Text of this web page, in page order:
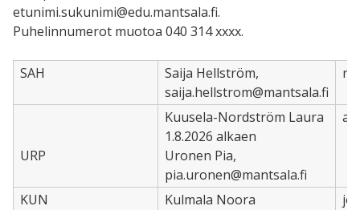
etunimi.sukunimi@edu.mantsala.fi.
Puhelinnumerot muotoa 040 314 xxxx.
SAH
Saija Hellström,
saija.hellstrom@mantsala.fi
URP
Kuusela-Nordström Laura
1.8.2026 alkaen
Uronen Pia,
pia.uronen@mantsala.fi
KUN Kulmala Noora